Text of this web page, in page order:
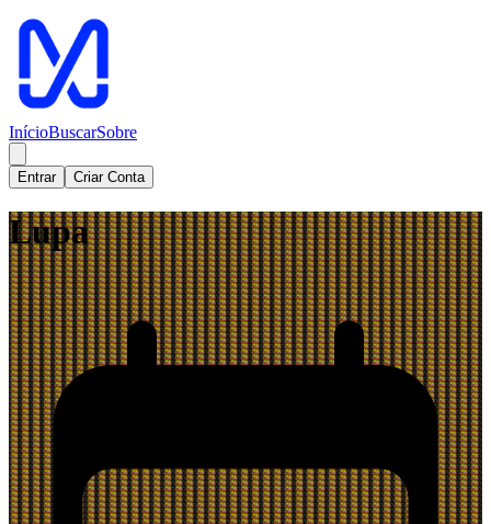
InícioBuscarSobre
Entrar Criar Conta
Lupa